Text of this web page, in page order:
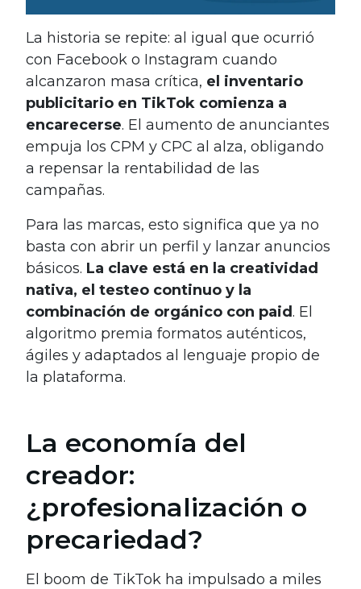
La historia se repite: al igual que ocurrió
con Facebook o Instagram cuando
alcanzaron masa crítica, el inventario
publicitario en TikTok comienza a
encarecerse. El aumento de anunciantes
empuja los CPM y CPC al alza, obligando
a repensar la rentabilidad de las
campañas.
Para las marcas, esto significa que ya no
basta con abrir un perfil y lanzar anuncios
básicos. La clave está en la creatividad
nativa, el testeo continuo y la
combinación de orgánico con paid. El
algoritmo premia formatos auténticos,
ágiles y adaptados al lenguaje propio de
la plataforma.
La economía del
creador:
¿profesionalización o
precariedad?
El boom de TikTok ha impulsado a miles